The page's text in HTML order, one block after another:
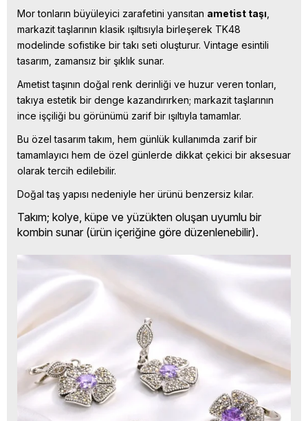
Mor tonların büyüleyici zarafetini yansıtan ametist taşı
markazit taşlarının klasik ışıltısıyla birleşerek TK48
modelinde sofistike bir takı seti oluşturur. Vintage esintili
tasarım, zamansız bir şıklık sunar.
Ametist taşının doğal renk derinliği ve huzur veren tonları,
takıya estetik bir denge kazandırırken; markazit taşlarının
ince işçiliği bu görünümü zarif bir ışıltıyla tamamlar.
Bu özel tasarım takım, hem günlük kullanımda zarif bir
tamamlayıcı hem de özel günlerde dikkat çekici bir aksesuar
olarak tercih edilebilir.
Doğal taş yapısı nedeniyle her ürünü benzersiz kılar.
Takım; kolye, küpe ve yüzükten oluşan uyumlu bir
kombin sunar (ürün içeriğine göre düzenlenebilir).